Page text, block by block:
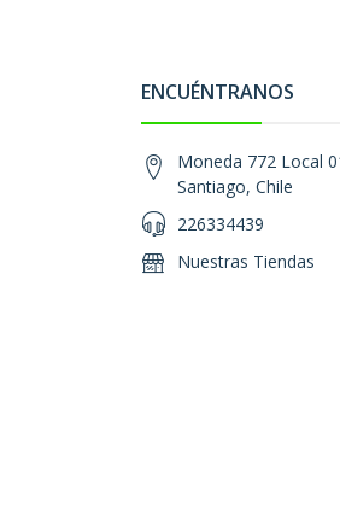
ENCUÉNTRANOS
Moneda 772 Local
Santiago, Chile
226334439
Nuestras Tiendas